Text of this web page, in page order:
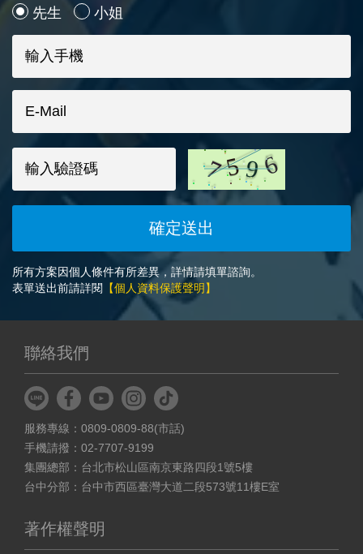
先生 小姐
所有方案因個人條件有所差異，詳情請填單諮詢。
表單送出前請詳閱 【個人資料保護聲明】
聯絡我們
服務專線：0809-0809-88(市話)
手機請撥：02-7707-9199
集團總部：台北市松山區南京東路四段1號5樓
台中分部：台中市西區臺灣大道二段573號11樓E室
著作權聲明